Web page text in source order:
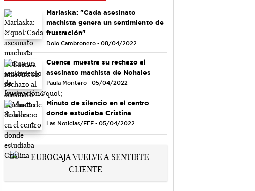
Marlaska: "Cada asesinato
machista genera un sentimiento de
frustración"
Dolo Cambronero - 08/04/2022
Cuenca muestra su rechazo al
asesinato machista de Nohales
Paula Montero - 05/04/2022
Minuto de silencio en el centro
donde estudiaba Cristina
Las Noticias/EFE - 05/04/2022